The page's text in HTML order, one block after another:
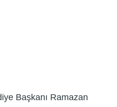
Başkanı Ramazan